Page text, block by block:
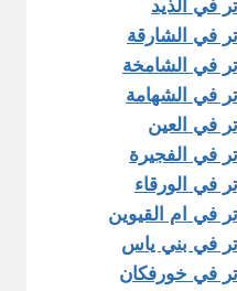
في الذيد
في الشارقة
في الشامخة
في الشهامة
في العين
في الفجيرة
في الورقاء
في ام القيوين
في بني ياس
في خورفكان